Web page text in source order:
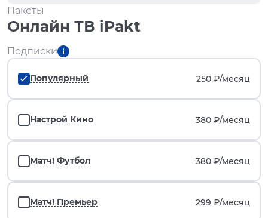
Пакеты
Онлайн ТВ iPakt
Подписки
Популярный 250 ₽/месяц
Настрой Кино 380 ₽/месяц
Матч! Футбол 380 ₽/месяц
Матч! Премьер 299 ₽/месяц